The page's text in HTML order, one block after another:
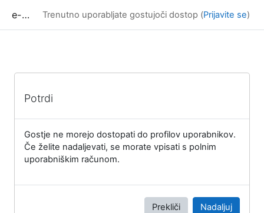
e-učilnica UP FAMNIT Trenutno uporabljate gostujoči dostop (Prijavite se)
Potrdi
Gostje ne morejo dostopati do profilov uporabnikov.
Če želite nadaljevati, se morate vpisati s polnim
uporabniškim računom.
Prekliči Nadaljuj